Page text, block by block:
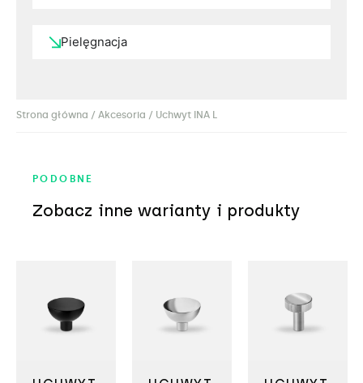
Pielęgnacja
Strona główna / Akcesoria / Uchwyt INA L
PODOBNE
Zobacz inne warianty i produkty